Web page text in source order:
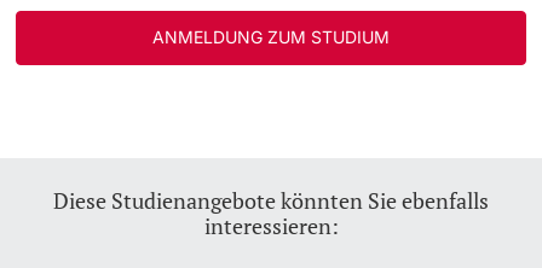
ANMELDUNG ZUM STUDIUM
Diese Studienangebote könnten Sie ebenfalls
interessieren: